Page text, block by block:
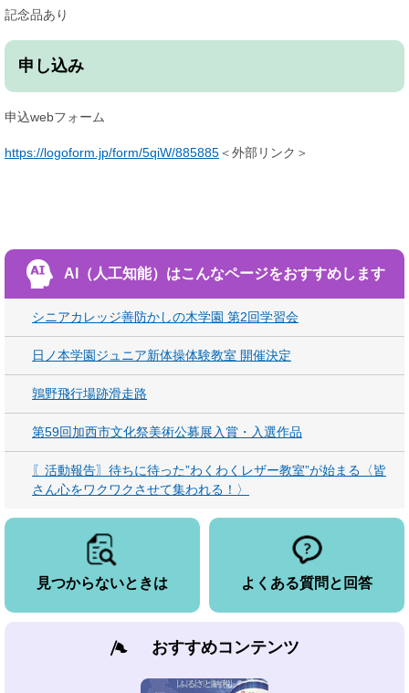
記念品あり
申し込み
申込webフォーム
https://logoform.jp/form/5qiW/885885＜外部リンク＞
AI（人工知能）はこんなページをおすすめします
シニアカレッジ善防かしの木学園 第2回学習会
日ノ本学園ジュニア新体操体験教室 開催決定
鶉野飛行場跡滑走路
第59回加西市文化祭美術公募展入賞・入選作品
〖活動報告〗待ちに待った”わくわくレザー教室”が始まる〈皆
さん心をワクワクさせて集われる！〉
見つからないときは よくある質問と回答
おすすめコンテンツ